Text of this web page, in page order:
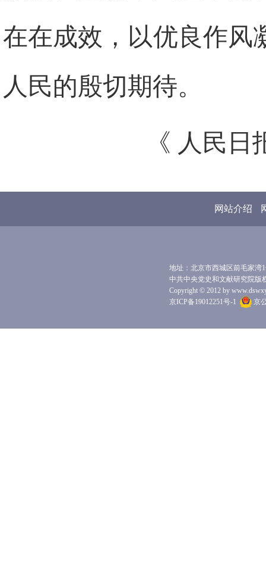
在在成效，以优良作风
人民的殷切期待。
《 人民
网站介绍
地址：北京市西城区前毛家湾
中共中央党史和文献研究院版
Copyright © 2012 by
京ICP备19012251号-1
京